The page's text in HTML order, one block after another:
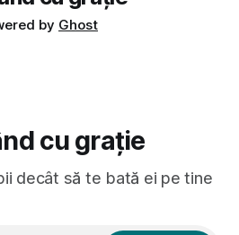
by Ghost
cu grație
decât să te bată ei pe tine